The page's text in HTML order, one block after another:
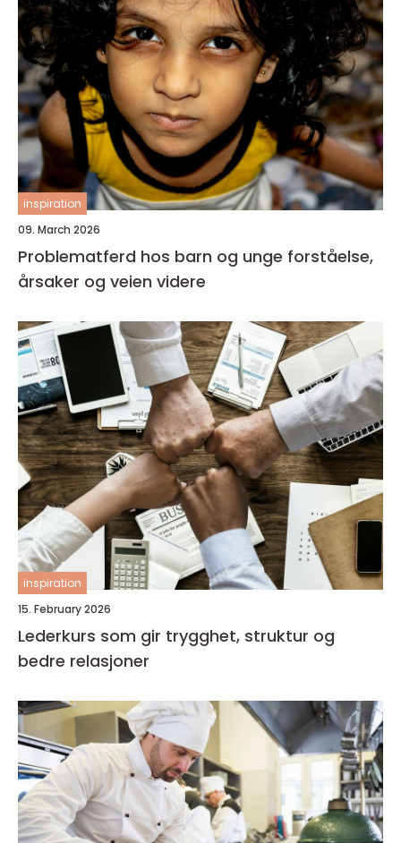
inspiration
09. March 2026
Problematferd hos barn og unge forståelse,
årsaker og veien videre
inspiration
15. February 2026
Lederkurs som gir trygghet, struktur og
bedre relasjoner